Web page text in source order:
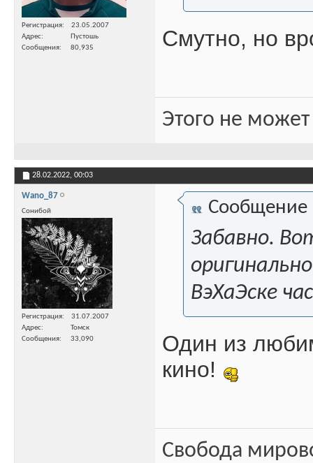
Регистрация
23.05.2007
Адрес
Пустошь
Сообщения
80,935 Смутно, но
Этого не
28.02.2022, 00:03
Wano_87
Сонибой
Регистрация
31.07.2007
Адрес
Томск
Сообщения
33,090
Сообщение
Забавно.
ВэХаЭске
Один из
кино!
Свобода